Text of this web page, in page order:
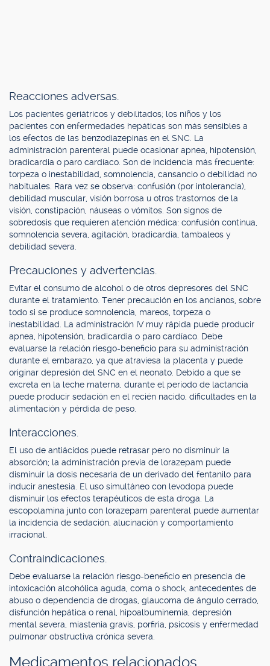
Reacciones adversas.
Los pacientes geriátricos y debilitados; los niños y los
pacientes con enfermedades hepáticas son más sensibles a
los efectos de las benzodiazepinas en el SNC. La
administración parenteral puede ocasionar apnea, hipotensión,
bradicardia o paro cardíaco. Son de incidencia más frecuente:
torpeza o inestabilidad, somnolencia, cansancio o debilidad no
habituales. Rara vez se observa: confusión (por intolerancia),
debilidad muscular, visión borrosa u otros trastornos de la
visión, constipación, náuseas o vómitos. Son signos de
sobredosis que requieren atención médica: confusión continua,
somnolencia severa, agitación, bradicardia, tambaleos y
debilidad severa.
Precauciones y advertencias.
Evitar el consumo de alcohol o de otros depresores del SNC
durante el tratamiento. Tener precaución en los ancianos, sobre
todo si se produce somnolencia, mareos, torpeza o
inestabilidad. La administración IV muy rápida puede producir
apnea, hipotensión, bradicardia o paro cardíaco. Debe
evaluarse la relación riesgo-beneficio para su administración
durante el embarazo, ya que atraviesa la placenta y puede
originar depresión del SNC en el neonato. Debido a que se
excreta en la leche materna, durante el período de lactancia
puede producir sedación en el recién nacido, dificultades en la
alimentación y pérdida de peso.
Interacciones.
El uso de antiácidos puede retrasar pero no disminuir la
absorción; la administración previa de lorazepam puede
disminuir la dosis necesaria de un derivado del fentanilo para
inducir anestesia. El uso simultáneo con levodopa puede
disminuir los efectos terapéuticos de esta droga. La
escopolamina junto con lorazepam parenteral puede aumentar
la incidencia de sedación, alucinación y comportamiento
irracional.
Contraindicaciones.
Debe evaluarse la relación riesgo-beneficio en presencia de
intoxicación alcohólica aguda, coma o shock, antecedentes de
abuso o dependencia de drogas, glaucoma de ángulo cerrado,
disfunción hepática o renal, hipoalbuminemia, depresión
mental severa, miastenia gravis, porfiria, psicosis y enfermedad
pulmonar obstructiva crónica severa.
Medicamentos relacionados